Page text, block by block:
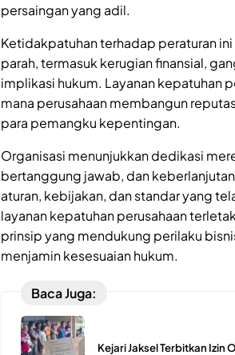
persaingan yang adil.
Ketidakpatuhan terhadap peraturan
parah, termasuk kerugian finansial,
implikasi hukum. Layanan kepatuhan
mana perusahaan membangun
para pemangku kepentingan.
Organisasi menunjukkan dedikasi
bertanggung jawab, dan
aturan, kebijakan, dan standar yang
layanan kepatuhan perusahaan
prinsip yang mendukung perilaku
menjamin kesesuaian hukum.
Baca Juga:
Kejari Jaksel Terbitkan Izin